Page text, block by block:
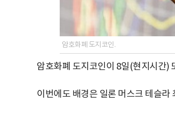
암호화폐 도지코인.
암호화폐 도지코인이 8일(현지시간)
이번에도 배경은 일론 머스크 테슬라